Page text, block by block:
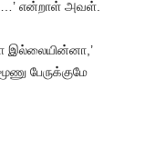
…’ என்றாள் அவள்
இல்லையின்னா ,’
பேருக்குமே